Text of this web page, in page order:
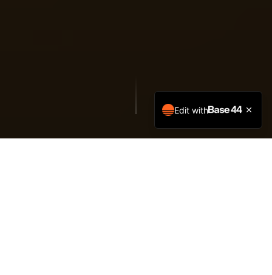
דלג לדף הביתEdit with